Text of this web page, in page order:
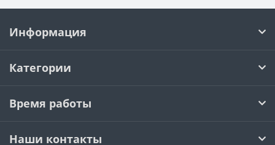
Информация
Категории
Время работы
Наши контакты